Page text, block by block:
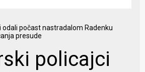
policajci